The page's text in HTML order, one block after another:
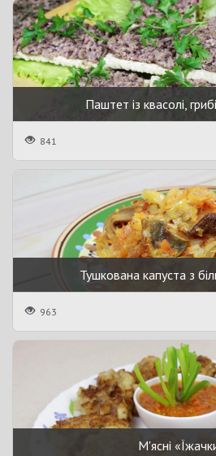
Паштет із квасолі,
841
Тушкована капуста з
963
М'ясні